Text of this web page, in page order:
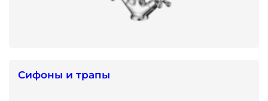
Сифоны и трапы